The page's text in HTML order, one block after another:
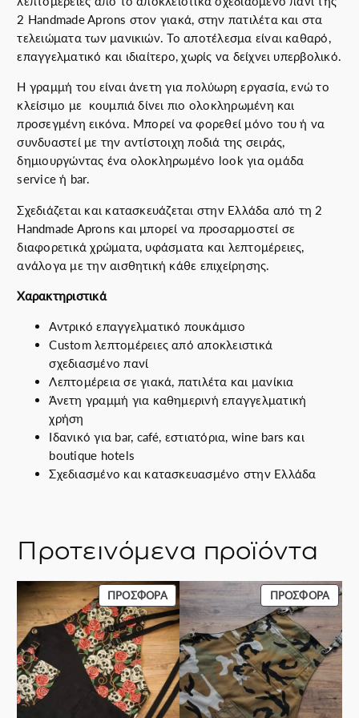
h
r
t
—
Α
ν
ι
κ
ό
Ε
γ
γ
ε
λ
μ
τ
ι
κ
υ
ά
μ
ι
σ
ο
μ
ε
2 Handmade Aprons στον γιακά, στην πατιλέτα και στα
τελειώματα των μανικιών. Το αποτέλεσμα είναι καθαρό,
επαγγελματικό και ιδιαίτερο, χωρίς να δείχνει υπερβολικό.
Η γραμμή του είναι άνετη για πολύωρη εργασία, ενώ το
κλείσιμο με κουμπιά δίνει πιο ολοκληρωμένη και
προσεγμένη εικόνα. Μπορεί να φορεθεί μόνο του ή να
συνδυαστεί με την αντίστοιχη ποδιά της σειράς,
δημιουργώντας ένα ολοκληρωμένο look για ομάδα
service ή bar.
Σχεδιάζεται και κατασκευάζεται στην Ελλάδα από τη 2
Handmade Aprons και μπορεί να προσαρμοστεί σε
διαφορετικά χρώματα, υφάσματα και λεπτομέρειες,
ανάλογα με την αισθητική κάθε επιχείρησης.
Χαρακτηριστικά
Αντρικό επαγγελματικό πουκάμισο
Custom λεπτομέρειες από αποκλειστικά
σχεδιασμένο πανί
Λεπτομέρεια σε γιακά, πατιλέτα και μανίκια
Άνετη γραμμή για καθημερινή επαγγελματική
χρήση
Ιδανικό για bar, café, εστιατόρια, wine bars και
boutique hotels
Σχεδιασμένο και κατασκευασμένο στην Ελλάδα
Προτεινόμενα προϊόντα
ΠΡΟΣΦΟΡΆΠΡΟΪΌΝ
ΣΕ
ΠΡΟΣΦΟΡΆ
ΠΡΟΣΦΟΡΆ
ΣΕ